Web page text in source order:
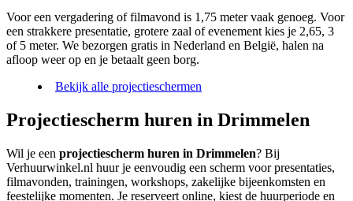
Voor een vergadering of filmavond is 1,75 meter vaak genoeg. Voor
een strakkere presentatie, grotere zaal of evenement kies je 2,65, 3
of 5 meter. We bezorgen gratis in Nederland en België, halen na
afloop weer op en je betaalt geen borg.
Bekijk alle projectieschermen
Projectiescherm huren in Drimmelen
Wil je een projectiescherm huren in Drimmelen? Bij
Verhuurwinkel.nl huur je eenvoudig een scherm voor presentaties,
filmavonden, trainingen, workshops, zakelijke bijeenkomsten en
feestelijke momenten. Je reserveert online, kiest de huurperiode en